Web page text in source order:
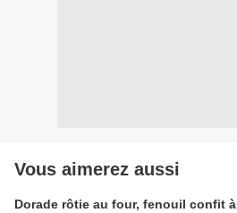
Vous aimerez aussi
Dorade rôtie au four, fenouil confit à